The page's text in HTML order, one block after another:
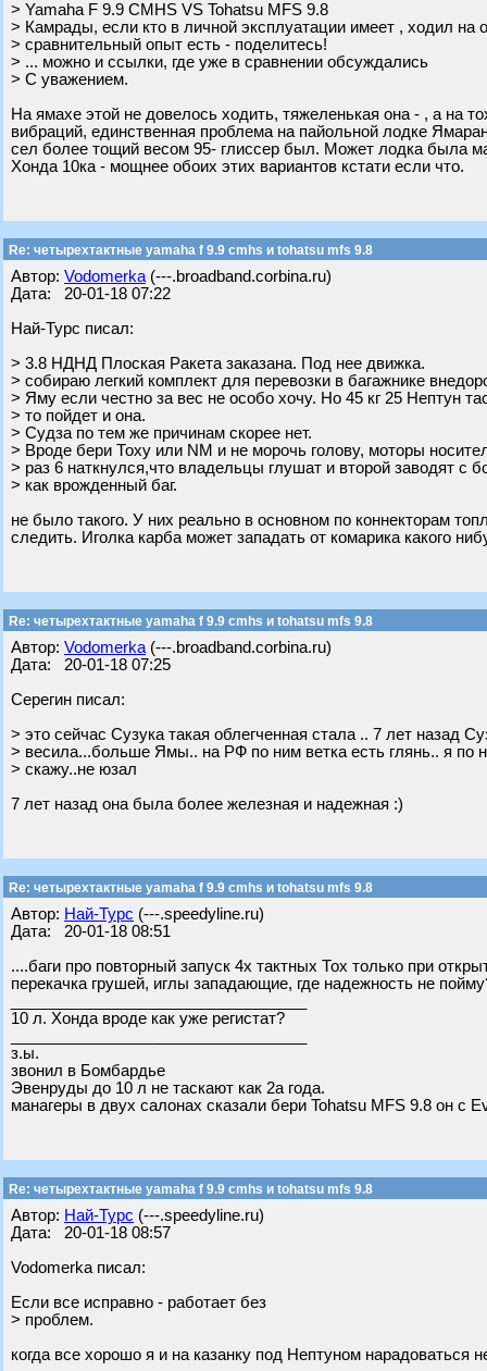
> Yamaha F 9.9 CMHS VS Tohatsu MFS 9.8
> Камрады, если кто в личной эксплуатации имеет , ходил на
> сравнительный опыт есть - поделитесь!
> ... можно и ссылки, где уже в сравнении обсуждались
> С уважением.
На ямахе этой не довелось ходить, тяжеленькая она - , а на
вибраций, единственная проблема на пайольной лодке
сел более тощий весом 95- глиссер был. Может лодка
Хонда 10ка - мощнее обоих этих вариантов кстати если что.
Re: четырехтактные yamaha f 9.9 cmhs и tohatsu mfs 9.8
Автор: Vodomerka (---.broadband.corbina.ru)
Дата: 20-01-18 07:22
Най-Турс писал:
> 3.8 НДНД Плоская Ракета заказана. Под нее движка.
> собираю легкий комплект для перевозки в багажнике
> Яму если честно за вес не особо хочу. Но 45 кг 25 Нептун
> то пойдет и она.
> Судза по тем же причинам скорее нет.
> Вроде бери Тоху или NM и не морочь голову, моторы
> раз 6 наткнулся,что владельцы глушат и второй заводят с
> как врожденный баг.
не было такого. У них реально в основном по коннекторам
следить. Иголка карба может западать от комарика какого
Re: четырехтактные yamaha f 9.9 cmhs и tohatsu mfs 9.8
Автор: Vodomerka (---.broadband.corbina.ru)
Дата: 20-01-18 07:25
Серегин писал:
> это сейчас Сузука такая облегченная стала .. 7 лет назад
> весила...больше Ямы.. на РФ по ним ветка есть глянь.. я по
> скажу..не юзал
7 лет назад она была более железная и надежная :)
Re: четырехтактные yamaha f 9.9 cmhs и tohatsu mfs 9.8
Автор: Най-Турс (---.speedyline.ru)
Дата: 20-01-18 08:51
....баги про повторный запуск 4х тактных Тох только при
перекачка грушей, иглы западающие, где надежность не
10 л. Хонда вроде как уже регистат?
з.ы.
звонил в Бомбардье
Эвенруды до 10 л не таскают как 2а года.
манагеры в двух салонах сказали бери Tohatsu MFS 9.8 он с
Re: четырехтактные yamaha f 9.9 cmhs и tohatsu mfs 9.8
Автор: Най-Турс (---.speedyline.ru)
Дата: 20-01-18 08:57
Vodomerka писал:
Если все исправно - работает без
> проблем.
когда все хорошо я и на казанку под Нептуном нарадоваться